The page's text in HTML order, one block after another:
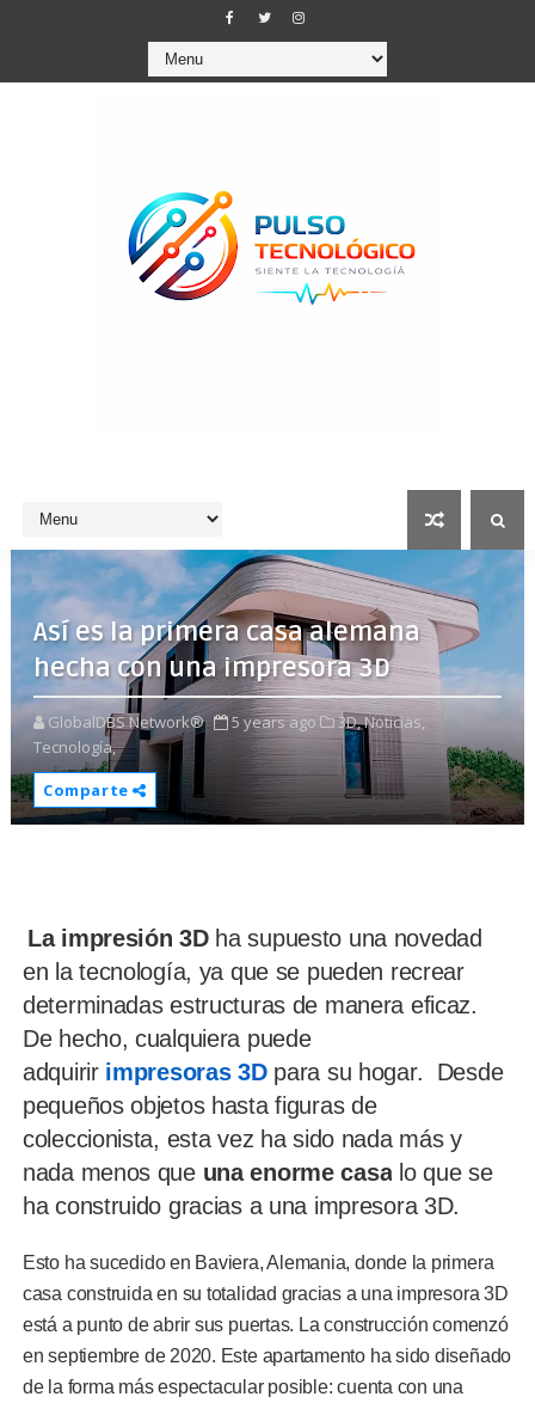
Así es la primera casa alemana
hecha con una impresora 3D
GlobalDBS Network® 5 years ago 3D,Noticias,
Tecnología,
Comparte
La impresión 3D ha supuesto una novedad
en la tecnología, ya que se pueden recrear
determinadas estructuras de manera eficaz.
De hecho, cualquiera puede
adquirir impresoras 3D para su hogar. Desde
pequeños objetos hasta figuras de
coleccionista, esta vez ha sido nada más y
nada menos que una enorme casa lo que se
ha construido gracias a una impresora 3D.
Esto ha sucedido en Baviera, Alemania, donde la primera
casa construida en su totalidad gracias a una impresora 3D
está a punto de abrir sus puertas. La construcción comenzó
en septiembre de 2020. Este apartamento ha sido diseñado
de la forma más espectacular posible: cuenta con una